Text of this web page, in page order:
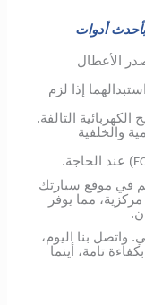
أدوات
الأعطال
إذا لزم
الكهربائية التالفة.
والخلفية
) عند الحاجة.
في موقع سيارتك
مما يوفر
واتصل بنا اليوم،
تامة، أينما